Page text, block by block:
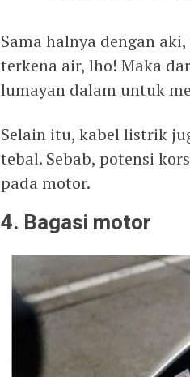
Sama halnya dengan
terkena air, lho! Maka
lumayan dalam untuk
Selain itu, kabel listrik
tebal. Sebab, potensi
pada motor.
4. Bagasi motor